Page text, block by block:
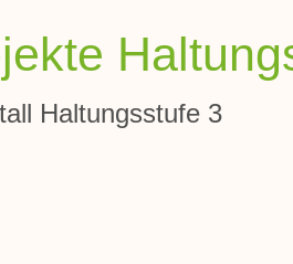
Haltungsstufe 3